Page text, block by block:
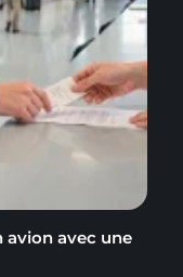
avion avec une